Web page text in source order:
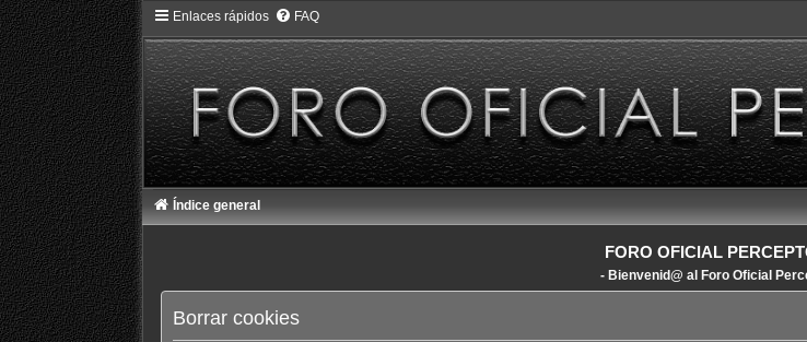
Enlaces rápidos FAQ
Índice general
FORO OFICIAL
- Bienvenid@ al Foro Oficial
Borrar cookies